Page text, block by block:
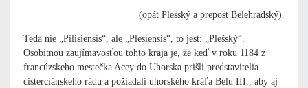
(opát Plešský a prepošt Belehradský).
Teda nie „Pilisiensis“, ale „Plesiensis“, to jest: „Plešský“.
Osobitnou zaujímavosťou tohto kraja je, že keď v roku 1184 z
francúzskeho mestečka Acey do Uhorska prišli predstavitelia
cisterciánskeho rádu a požiadali uhorského kráľa Belu III., aby aj